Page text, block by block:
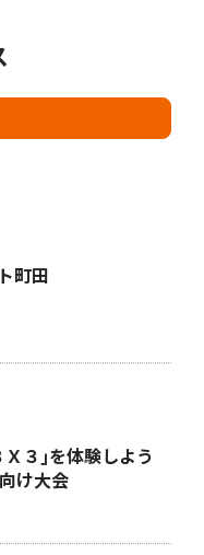
町田
３｣を体験しよう
け大会